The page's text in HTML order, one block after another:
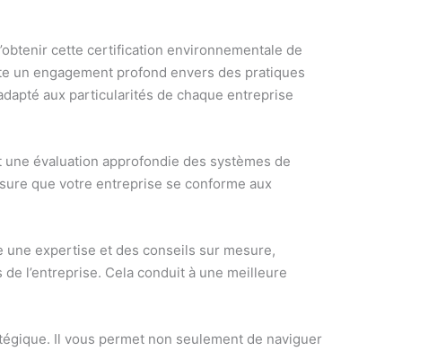
cette certification environnementale de
un engagement profond envers des pratiques
aux particularités de chaque entreprise
évaluation approfondie des systèmes de
que votre entreprise se conforme aux
expertise et des conseils sur mesure,
l’entreprise. Cela conduit à une meilleure
Il vous permet non seulement de naviguer